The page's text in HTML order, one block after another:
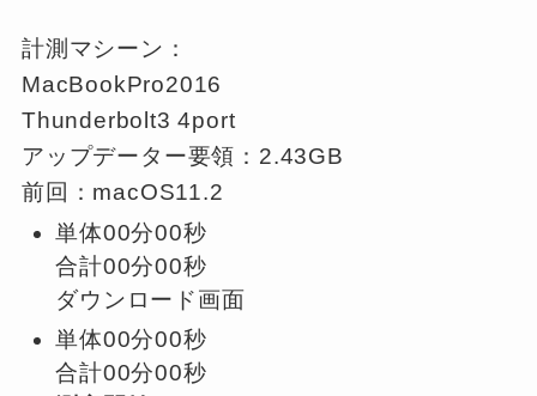
計測マシーン：
MacBookPro2016
Thunderbolt3 4port
アップデーター要領：2.43GB
前回：macOS11.2
単体00分00秒
合計00分00秒
ダウンロード画面
単体00分00秒
合計00分00秒